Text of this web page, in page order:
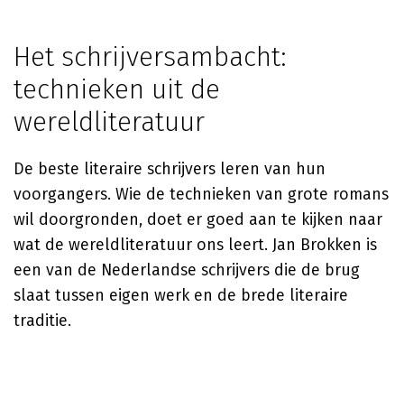
Het schrijversambacht:
technieken uit de
wereldliteratuur
De beste literaire schrijvers leren van hun
voorgangers. Wie de technieken van grote romans
wil doorgronden, doet er goed aan te kijken naar
wat de wereldliteratuur ons leert. Jan Brokken is
een van de Nederlandse schrijvers die de brug
slaat tussen eigen werk en de brede literaire
traditie.